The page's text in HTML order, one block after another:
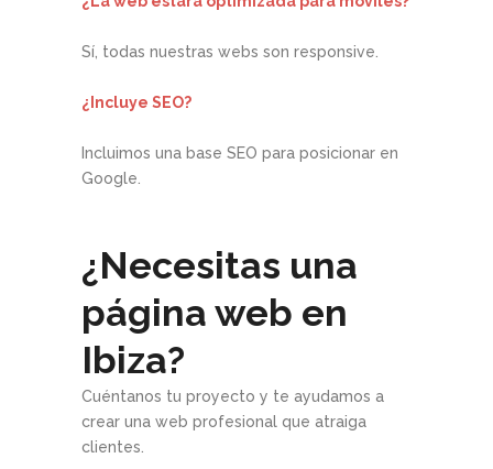
Sí, todas nuestras webs son responsive.
¿Incluye SEO?
Incluimos una base SEO para posicionar en
Google.
¿Necesitas una
página web en
Ibiza?
Cuéntanos tu proyecto y te ayudamos a
crear una web profesional que atraiga
clientes.